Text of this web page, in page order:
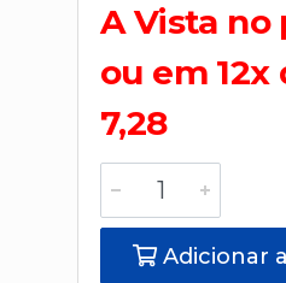
A Vista no
ou em 12x
7,28
Adicionar